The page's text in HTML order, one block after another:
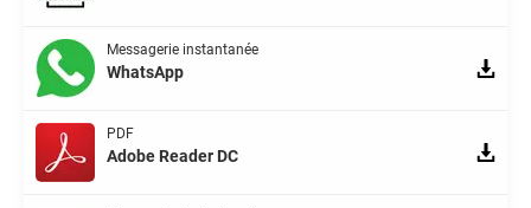
Messagerie instantanée
WhatsApp
PDF
Adobe Reader DC